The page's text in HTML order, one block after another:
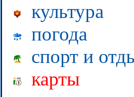
культура
погода
спорт и
карты